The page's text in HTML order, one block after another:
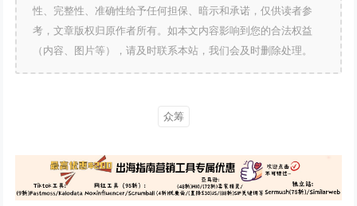
性、完整性、准确性给予任何担保、暗示和承诺，仅供读者参
考，文章版权归原作者所有。如本文内容影响到您的合法权益
（内容、图片等），请及时联系本站，我们会及时删除处理。
众筹